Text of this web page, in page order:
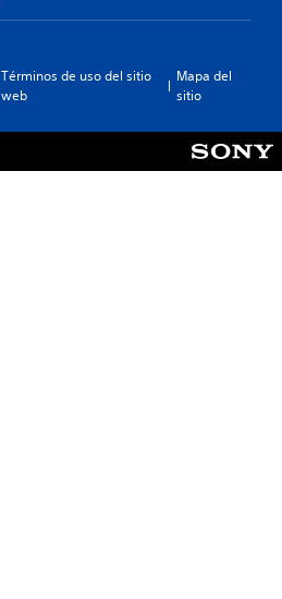
Términos de uso del sitio
web
Mapa del
sitio